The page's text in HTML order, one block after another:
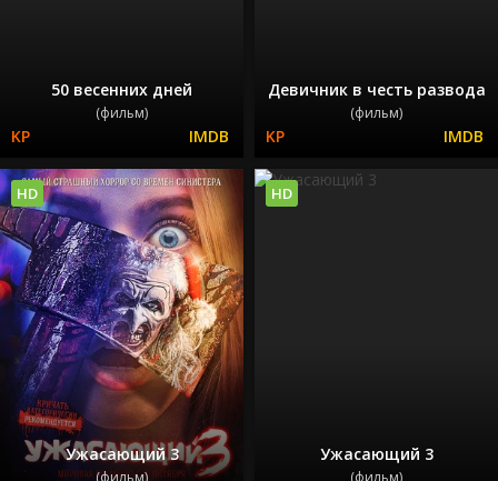
50 весенних дней
(фильм)
Девичник в честь развода
(фильм)
Ужасающий 3
(фильм)
HD
Ужасающий 3
(фильм)
HD